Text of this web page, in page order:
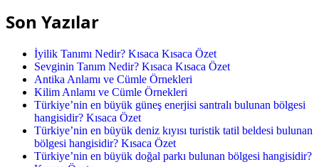
Son Yazılar
İyilik Tanımı Nedir? Kısaca Kısaca Özet
Sevginin Tanım Nedir? Kısaca Kısaca Özet
Antika Anlamı ve Cümle Örnekleri
Kilim Anlamı ve Cümle Örnekleri
Türkiye’nin en büyük güneş enerjisi santralı bulunan bölgesi
hangisidir? Kısaca Özet
Türkiye’nin en büyük deniz kıyısı turistik tatil beldesi bulunan
bölgesi hangisidir? Kısaca Özet
Türkiye’nin en büyük doğal parkı bulunan bölgesi hangisidir?